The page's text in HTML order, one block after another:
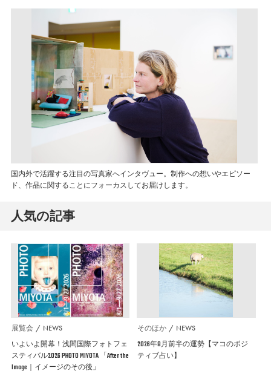
国内外で活躍する注目の写真家へインタヴュー。制作への想いやエピソー
ド、作品に関することにフォーカスしてお届けします。
人気の記事
展覧会 NEWS
いよいよ開幕！浅間国際フォトフェ
スティバル2026 PHOTO MIYOTA 「After the
Image｜イメージのその後」
そのほか NEWS
2026年8月前半の運勢【マコのポジ
ティブ占い】